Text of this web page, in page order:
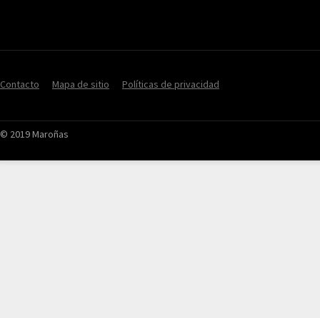
Contacto Mapa de sitio Políticas de privacidad
© 2019 Maroñas